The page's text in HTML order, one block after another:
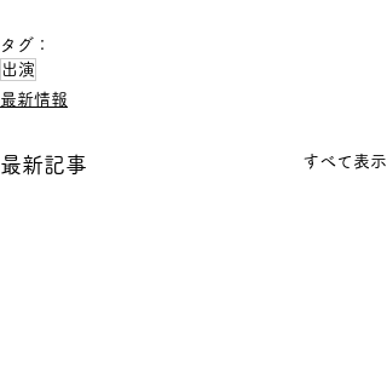
タグ：
出演
最新情報
最新記事 すべて表示